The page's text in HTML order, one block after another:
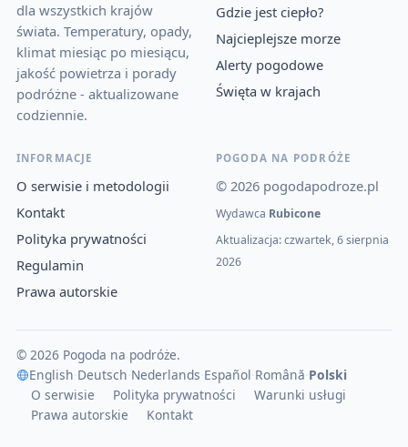
dla wszystkich krajów
świata. Temperatury, opady,
klimat miesiąc po miesiącu,
jakość powietrza i porady
podróżne - aktualizowane
codziennie.
Gdzie jest ciepło?
Najcieplejsze morze
Alerty pogodowe
Święta w krajach
INFORMACJE
O serwisie i metodologii
Kontakt
Polityka prywatności
Regulamin
Prawa autorskie
POGODA NA PODRÓŻE
© 2026 pogodapodroze.pl
Wydawca Rubicone
Aktualizacja: czwartek, 6 sierpnia
2026
© 2026 Pogoda na podróże.
English Deutsch Nederlands Español Română Polski
O serwisie
Polityka prywatności
Warunki usługi
Prawa autorskie
Kontakt